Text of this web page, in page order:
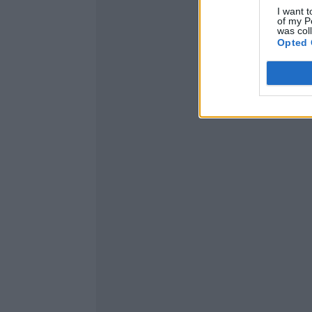
I want
of my
was
Opted